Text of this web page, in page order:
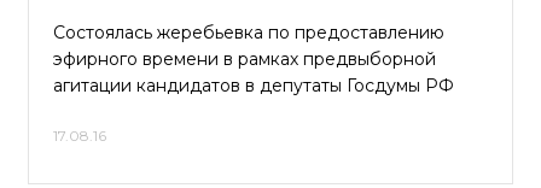
Состоялась жеребьевка по предоставлению
эфирного времени в рамках предвыборной
агитации кандидатов в депутаты Госдумы РФ
17.08.16